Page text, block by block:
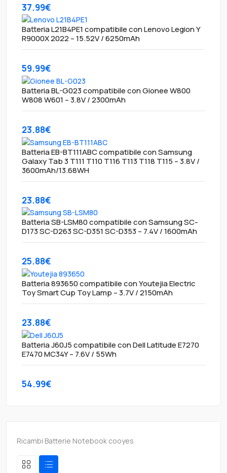
37.99€
Batteria L21B4PE1 compatibile con Lenovo Legion Y
R9000X 2022 – 15.52V / 6250mAh
59.99€
Batteria BL-G023 compatibile con Gionee W800
W808 W601 – 3.8V / 2300mAh
23.88€
Batteria EB-BT111ABC compatibile con Samsung
Galaxy Tab 3 T111 T110 T116 T113 T118 T115 – 3.8V /
3600mAh/13.68WH
23.88€
Batteria SB-LSM80 compatibile con Samsung SC-
D173 SC-D263 SC-D351 SC-D353 – 7.4V / 1600mAh
25.88€
Batteria 893650 compatibile con Youtejia Electric
Toy Smart Cup Toy Lamp – 3.7V / 2150mAh
23.88€
Batteria J60J5 compatibile con Dell Latitude E7270
E7470 MC34Y – 7.6V / 55Wh
54.99€
Ricambi Batterie Notebook cooyes